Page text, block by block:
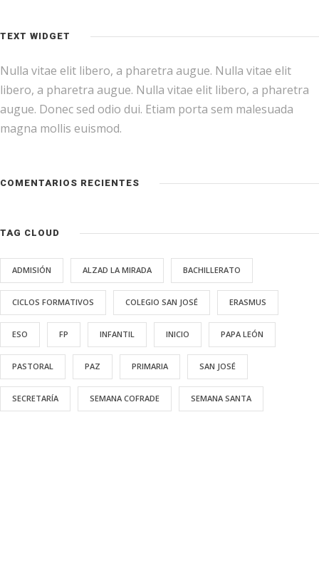
TEXT WIDGET
Nulla vitae elit libero, a pharetra augue. Nulla vitae elit
libero, a pharetra augue. Nulla vitae elit libero, a pharetra
augue. Donec sed odio dui. Etiam porta sem malesuada
magna mollis euismod.
COMENTARIOS RECIENTES
TAG CLOUD
ADMISIÓN ALZAD LA MIRADA BACHILLERATO
CICLOS FORMATIVOS COLEGIO SAN JOSÉ ERASMUS
ESO FP INFANTIL INICIO PAPA LEÓN
PASTORAL PAZ PRIMARIA SAN JOSÉ
SECRETARÍA SEMANA COFRADE SEMANA SANTA